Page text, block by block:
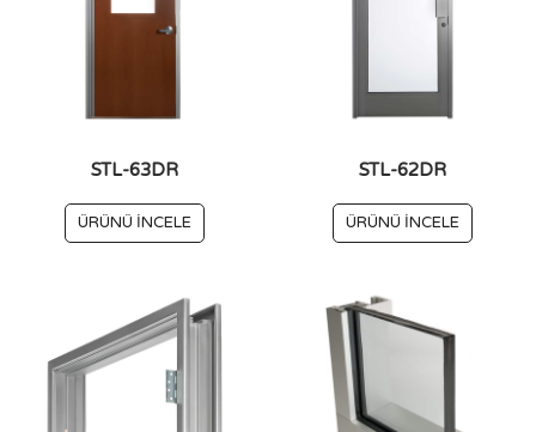
STL-63DR
ÜRÜNÜ İNCELE
STL-62DR
ÜRÜNÜ İNCELE